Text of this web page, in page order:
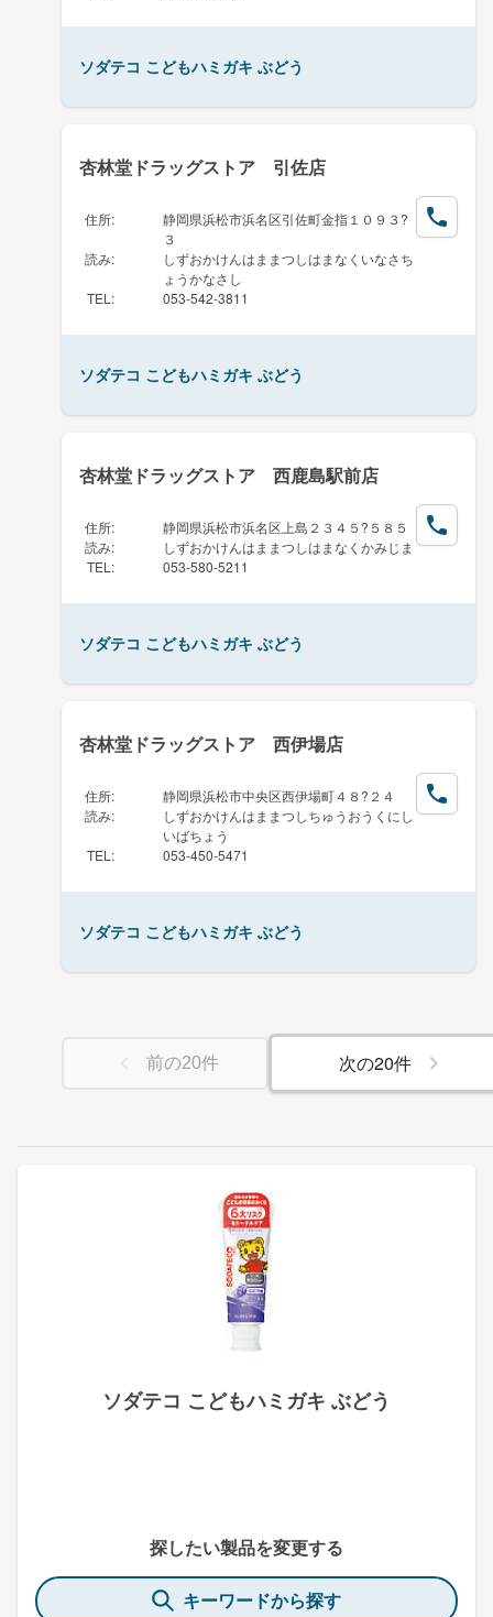
ソダテコ こどもハミガキ ぶどう
探したい製品を変更する
キーワードから探す
ソダテコ こどもハミガキ ぶどう
杏林堂ドラッグストア 引佐店
住所:
静岡県浜松市浜名区引佐町金指１０９３?
３
読み:
しずおかけんはままつしはまなくいなさち
ょうかなさし
TEL : 053-542-3811
ソダテコ こどもハミガキ ぶどう
杏林堂ドラッグストア 西鹿島駅前店
住所:
静岡県浜松市浜名区上島２３４５?５８５
読み:
しずおかけんはままつしはまなくかみじま
TEL : 053-580-5211
ソダテコ こどもハミガキ ぶどう
杏林堂ドラッグストア 西伊場店
住所:
静岡県浜松市中央区西伊場町４８?２４
読み:
しずおかけんはままつしちゅうおうくにし
いばちょう
TEL : 053-450-5471
ソダテコ こどもハミガキ ぶどう
前の20件 次の20件